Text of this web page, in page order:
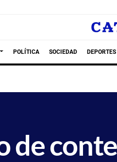
POLÍTICA SOCIEDAD DEPORTES
de